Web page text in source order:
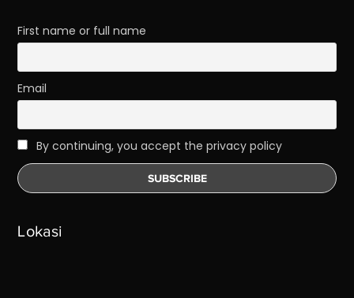
First name or full name
Email
By continuing, you accept the privacy policy
Lokasi